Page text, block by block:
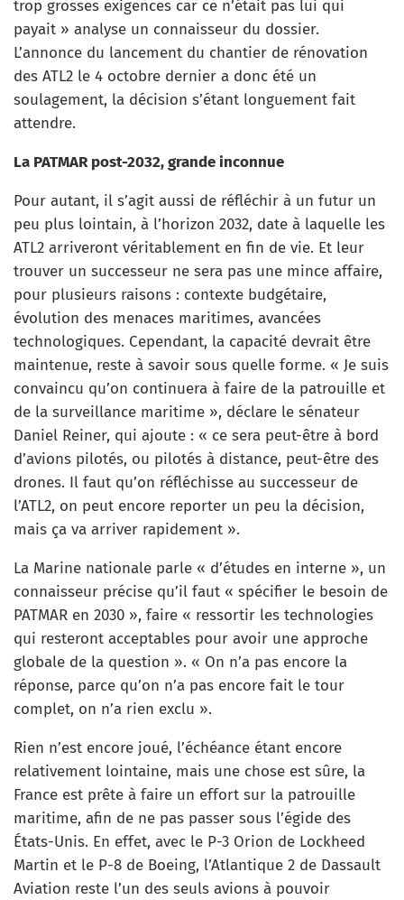
trop grosses exigences car ce n’était pas lui qui
payait » analyse un connaisseur du dossier.
L’annonce du lancement du chantier de rénovation
des ATL2 le 4 octobre dernier a donc été un
soulagement, la décision s’étant longuement fait
attendre.
La PATMAR post-2032, grande inconnue
Pour autant, il s’agit aussi de réfléchir à un futur un
peu plus lointain, à l’horizon 2032, date à laquelle les
ATL2 arriveront véritablement en fin de vie. Et leur
trouver un successeur ne sera pas une mince affaire,
pour plusieurs raisons : contexte budgétaire,
évolution des menaces maritimes, avancées
technologiques. Cependant, la capacité devrait être
maintenue, reste à savoir sous quelle forme. « Je suis
convaincu qu’on continuera à faire de la patrouille et
de la surveillance maritime », déclare le sénateur
Daniel Reiner, qui ajoute : « ce sera peut-être à bord
d’avions pilotés, ou pilotés à distance, peut-être des
drones. Il faut qu’on réfléchisse au successeur de
l’ATL2, on peut encore reporter un peu la décision,
mais ça va arriver rapidement ».
La Marine nationale parle « d’études en interne », un
connaisseur précise qu’il faut « spécifier le besoin de
PATMAR en 2030 », faire « ressortir les technologies
qui resteront acceptables pour avoir une approche
globale de la question ». « On n’a pas encore la
réponse, parce qu’on n’a pas encore fait le tour
complet, on n’a rien exclu ».
Rien n’est encore joué, l’échéance étant encore
relativement lointaine, mais une chose est sûre, la
France est prête à faire un effort sur la patrouille
maritime, afin de ne pas passer sous l’égide des
États-Unis. En effet, avec le P-3 Orion de Lockheed
Martin et le P-8 de Boeing, l’Atlantique 2 de Dassault
Aviation reste l’un des seuls avions à pouvoir